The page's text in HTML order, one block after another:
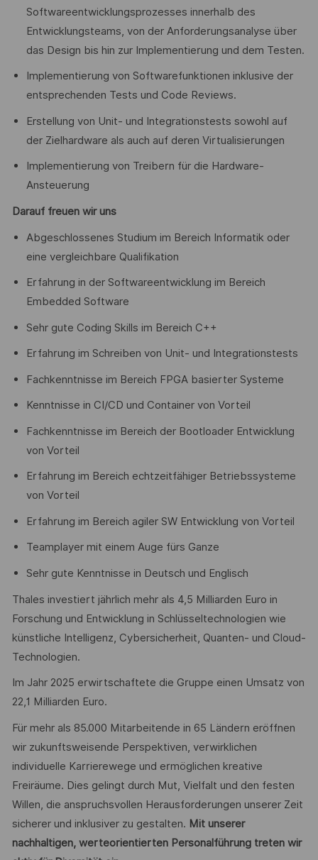
Softwareentwicklungsprozesses innerhalb des
Entwicklungsteams, von der Anforderungsanalyse über
das Design bis hin zur Implementierung und dem Testen.
Implementierung von Softwarefunktionen inklusive der
entsprechenden Tests und Code Reviews.
Erstellung von Unit- und Integrationstests sowohl auf
der Zielhardware als auch auf deren Virtualisierungen
Implementierung von Treibern für die Hardware-
Ansteuerung
Darauf freuen wir uns
Abgeschlossenes Studium im Bereich Informatik oder
eine vergleichbare Qualifikation
Erfahrung in der Softwareentwicklung im Bereich
Embedded Software
Sehr gute Coding Skills im Bereich C++
Erfahrung im Schreiben von Unit- und Integrationstests
Fachkenntnisse im Bereich FPGA basierter Systeme
Kenntnisse in CI/CD und Container von Vorteil
Fachkenntnisse im Bereich der Bootloader Entwicklung
von Vorteil
Erfahrung im Bereich echtzeitfähiger Betriebssysteme
von Vorteil
Erfahrung im Bereich agiler SW Entwicklung von Vorteil
Teamplayer mit einem Auge fürs Ganze
Sehr gute Kenntnisse in Deutsch und Englisch
Thales investiert jährlich mehr als 4,5 Milliarden Euro in
Forschung und Entwicklung in Schlüsseltechnologien wie
künstliche Intelligenz, Cybersicherheit, Quanten- und Cloud-
Technologien.
Im Jahr 2025 erwirtschaftete die Gruppe einen Umsatz von
22,1 Milliarden Euro.
Für mehr als 85.000 Mitarbeitende in 65 Ländern eröffnen
wir zukunftsweisende Perspektiven, verwirklichen
individuelle Karrierewege und ermöglichen kreative
Freiräume. Dies gelingt durch Mut, Vielfalt und den festen
Willen, die anspruchsvollen Herausforderungen unserer Zeit
sicherer und inklusiver zu gestalten. Mit unserer
nachhaltigen, werteorientierten Personalführung treten wir